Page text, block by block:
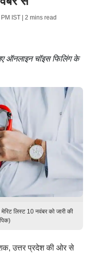
IST| 2 mins read
ऑनलाइन चॉइस फिलिंग के
लिस्ट 10 नवंबर को जारी की
उत्तर प्रदेश की ओर से